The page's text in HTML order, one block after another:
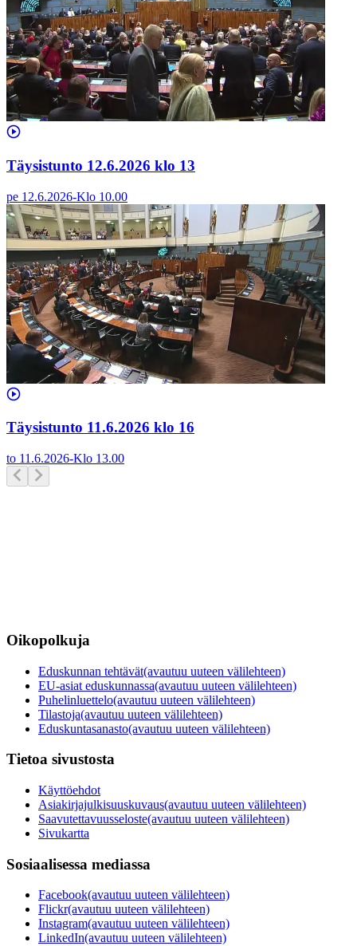
Täysistunto 12.6.2026 klo 13
pe 12.6.2026-Klo 10.00
Täysistunto 11.6.2026 klo 16
to 11.6.2026-Klo 13.00
Oikopolkuja
Eduskunnan tehtävät(avautuu uuteen välilehteen)
EU-asiat eduskunnassa(avautuu uuteen välilehteen)
Puhelinluettelo(avautuu uuteen välilehteen)
Tilastoja(avautuu uuteen välilehteen)
Eduskuntasanasto(avautuu uuteen välilehteen)
Tietoa sivustosta
Käyttöehdot
Asiakirjajulkisuuskuvaus(avautuu uuteen välilehteen)
Saavutettavuusseloste(avautuu uuteen välilehteen)
Sivukartta
Sosiaalisessa mediassa
Facebook(avautuu uuteen välilehteen)
Flickr(avautuu uuteen välilehteen)
Instagram(avautuu uuteen välilehteen)
LinkedIn(avautuu uuteen välilehteen)